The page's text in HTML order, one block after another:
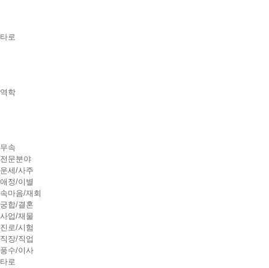
타로
역학
무속
전문분야
운세/사주
애정/이별
속마음/재회
궁합/결혼
사업/재물
진로/시험
직장/직업
풍수/이사
타로